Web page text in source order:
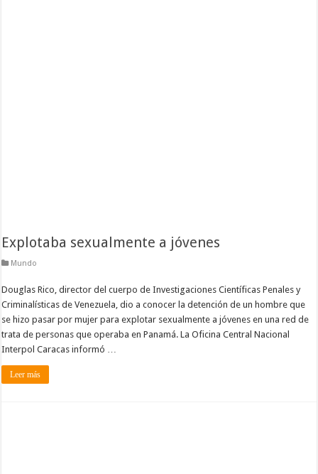
Explotaba sexualmente a jóvenes
Mundo
Douglas Rico, director del cuerpo de Investigaciones Científicas Penales y
Criminalísticas de Venezuela, dio a conocer la detención de un hombre que
se hizo pasar por mujer para explotar sexualmente a jóvenes en una red de
trata de personas que operaba en Panamá. La Oficina Central Nacional
Interpol Caracas informó …
Leer más